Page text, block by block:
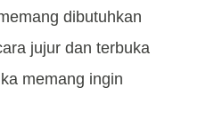
dibutuhkan
jujur dan terbuka
memang ingin